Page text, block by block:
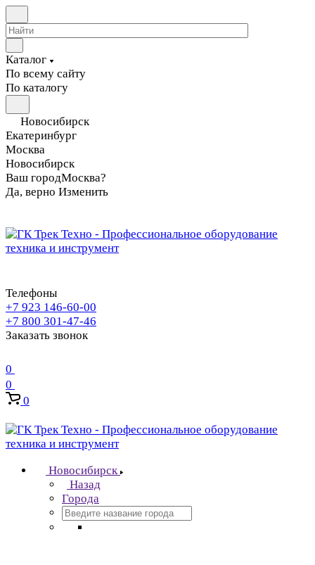
Каталог
По всему сайту
По каталогу
Новосибирск
Екатеринбург
Москва
Новосибирск
Ваш городМосква?
Да, верно Изменить
Телефоны
+7 923 146-60-00
+7 800 301-47-46
Заказать звонок
0
0
0
Новосибирск
Назад
Города